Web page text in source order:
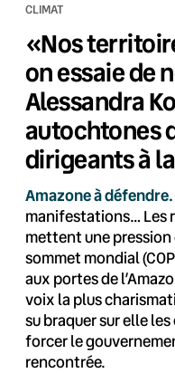
CLIMAT
«Nos
on essaie de
Alessandra
autochtones
dirigeants à
Amazone à défendre.
manifestations… Les
mettent une
sommet mondial
aux portes de
voix la plus
su braquer sur elle
forcer le
rencontrée.